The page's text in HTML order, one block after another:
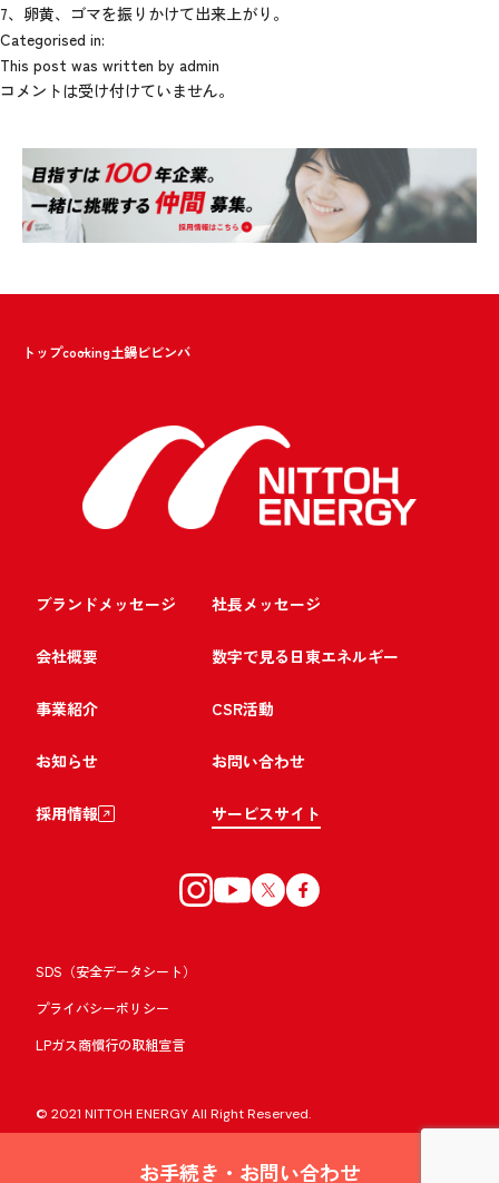
7、卵黄、ゴマを振りかけて出来上がり。
Categorised in:
This post was written by admin
コメントは受け付けていません。
トップcooking土鍋ビビンバ
ブランドメッセージ 社長メッセージ
会社概要 数字で見る日東エネルギー
事業紹介 CSR活動
お知らせ お問い合わせ
採用情報 サービスサイト
© 2021 NITTOH ENERGY All Right Reserved.
SDS（安全データシート）
プライバシーポリシー
LPガス商慣行の取組宣言
お手続き・お問い合わせ